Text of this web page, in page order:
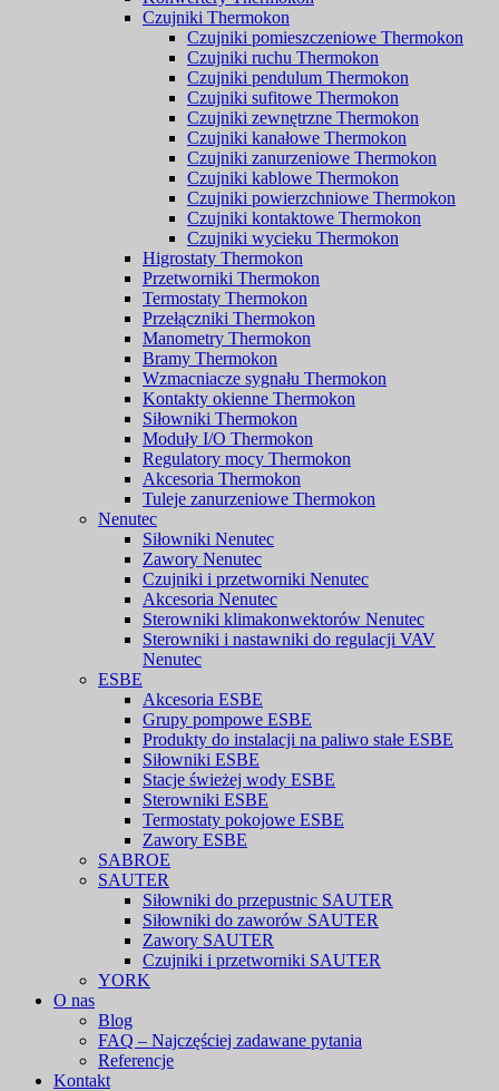
Czujniki Thermokon
Czujniki pomieszczeniowe Thermokon
Czujniki ruchu Thermokon
Czujniki pendulum Thermokon
Czujniki sufitowe Thermokon
Czujniki zewnętrzne Thermokon
Czujniki kanałowe Thermokon
Czujniki zanurzeniowe Thermokon
Czujniki kablowe Thermokon
Czujniki powierzchniowe Thermokon
Czujniki kontaktowe Thermokon
Czujniki wycieku Thermokon
Higrostaty Thermokon
Przetworniki Thermokon
Termostaty Thermokon
Przełączniki Thermokon
Manometry Thermokon
Bramy Thermokon
Wzmacniacze sygnału Thermokon
Kontakty okienne Thermokon
Siłowniki Thermokon
Moduły I/O Thermokon
Regulatory mocy Thermokon
Akcesoria Thermokon
Tuleje zanurzeniowe Thermokon
Nenutec
Siłowniki Nenutec
Zawory Nenutec
Czujniki i przetworniki Nenutec
Akcesoria Nenutec
Sterowniki klimakonwektorów Nenutec
Sterowniki i nastawniki do regulacji VAV
Nenutec
ESBE
Akcesoria ESBE
Grupy pompowe ESBE
Produkty do instalacji na paliwo stałe ESBE
Siłowniki ESBE
Stacje świeżej wody ESBE
Sterowniki ESBE
Termostaty pokojowe ESBE
Zawory ESBE
SABROE
SAUTER
Siłowniki do przepustnic SAUTER
Siłowniki do zaworów SAUTER
Zawory SAUTER
Czujniki i przetworniki SAUTER
YORK
O nas
Blog
FAQ – Najczęściej zadawane pytania
Referencje
Kontakt